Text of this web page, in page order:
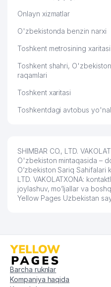
Onlayn xizmatlar
O'zbekistonda benzin narxi
Toshkent metrosining xaritasi
Toshkent shahri,
raqamlari
Toshkent xaritasi
Toshkentdagi avtobus
SHIMBAR CO., LTD.
O'zbekiston mintaqasida –
O’zbekiston Sariq Sahifalari
LTD. VAKOLATXONA:
joylashuv, mo’ljallar va
Yellow Pages Uzbekistan
Barcha ruknlar
Kompaniya haqida